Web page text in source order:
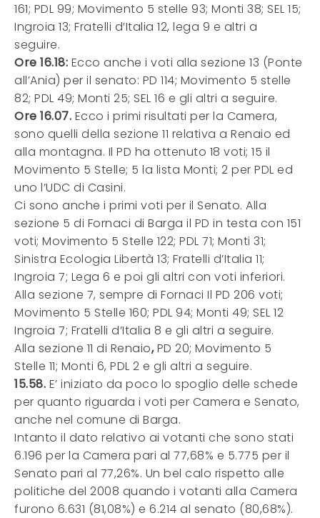
161; PDL 99; Movimento 5 stelle 93; Monti 38; SEL 15;
Ingroia 13; Fratelli d’Italia 12, lega 9 e altri a
seguire.
Ore 16.18: Ecco anche i voti alla sezione 13 (Ponte
all’Ania) per il senato: PD 114; Movimento 5 stelle
82; PDL 49; Monti 25; SEL 16 e gli altri a seguire.
Ore 16.07. Ecco i primi risultati per la Camera,
sono quelli della sezione 11 relativa a Renaio ed
alla montagna. Il PD ha ottenuto 18 voti; 15 il
Movimento 5 Stelle; 5 la lista Monti; 2 per PDL ed
uno l’UDC di Casini.
Ci sono anche i primi voti per il Senato. Alla
sezione 5 di Fornaci di Barga il PD in testa con 151
voti; Movimento 5 Stelle 122; PDL 71; Monti 31;
Sinistra Ecologia Libertà 13; Fratelli d’Italia 11;
Ingroia 7; Lega 6 e poi gli altri con voti inferiori.
Alla sezione 7, sempre di Fornaci Il PD 206 voti;
Movimento 5 Stelle 160; PDL 94; Monti 49; SEL 12
Ingroia 7; Fratelli d’Italia 8 e gli altri a seguire.
Alla sezione 11 di Renaio,PD 20; Movimento 5
Stelle 11; Monti 6, PDL 2 e gli altri a seguire.
15.58. E’ iniziato da poco lo spoglio delle schede
per quanto riguarda i voti per Camera e Senato,
anche nel comune di Barga.
Intanto il dato relativo ai votanti che sono stati
6.196 per la Camera pari al 77,68% e 5.775 per il
Senato pari al 77,26%. Un bel calo rispetto alle
politiche del 2008 quando i votanti alla Camera
furono 6.631 (81,08%) e 6.214 al senato (80,68%).